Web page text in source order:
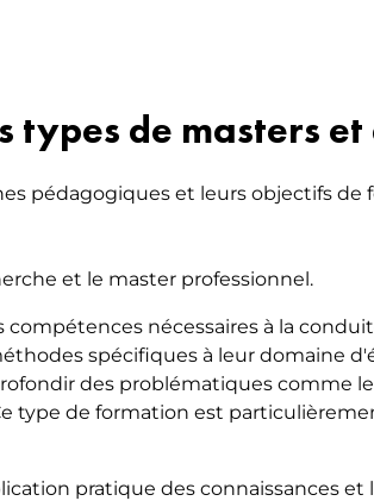
de masters et
pédagogiques et leurs objectifs de
et le master professionnel.
nécessaires à la
spécifiques à leur domaine
des problématiques comme
type de formation est
pratique des connaissances et